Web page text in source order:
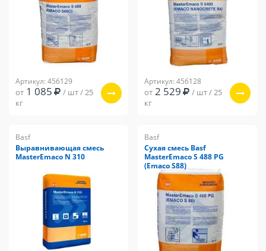
Артикул: 456129
от 1 085 / шт / 25
кг
Артикул: 456128
от 2 529 / шт / 25
кг
Basf
Выравнивающая смесь
MasterEmaco N 310
Basf
Сухая смесь Basf
MasterEmaco S 488 PG
(Emaco S88)